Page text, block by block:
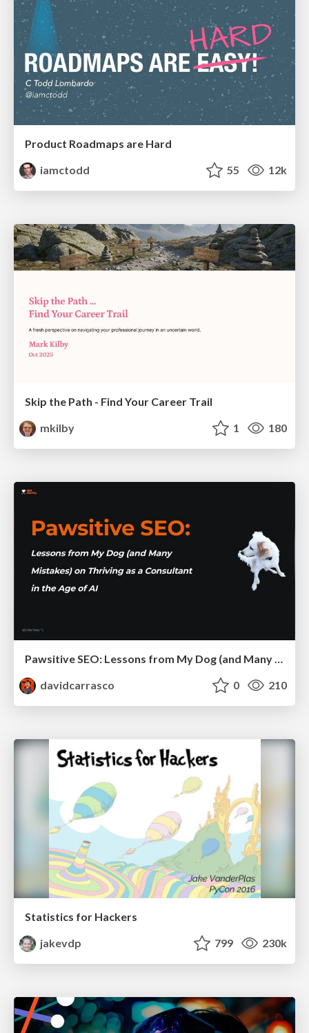
Product Roadmaps are Hard
iamctodd
55 12k
Skip the Path - Find Your Career Trail
mkilby
1 180
Pawsitive SEO: Lessons from My Dog (and Many Mistakes) on Thriving as a Consultant in the Age of AI
davidcarrasco
0 210
Statistics for Hackers
jakevdp
799 230k